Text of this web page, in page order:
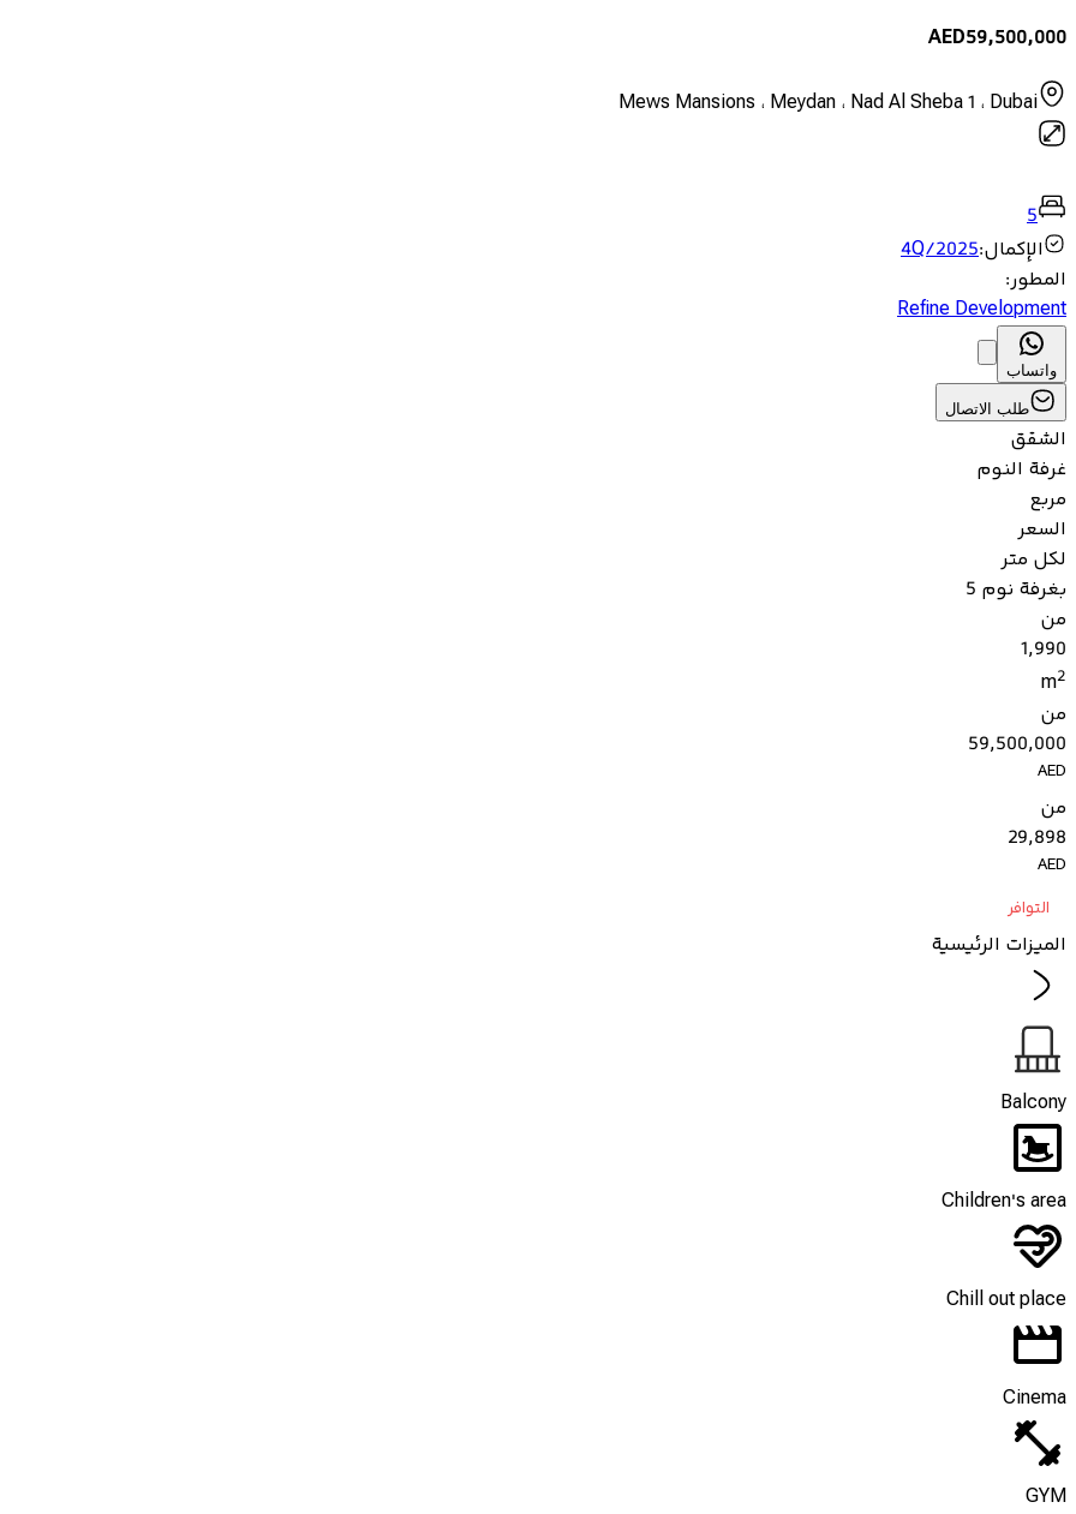
AED59,500,000
Mews Mansions ، Meydan ، Nad Al Sheba 1 ، Dubai
5
الإكمال:
4Q/2025
المطور:
Refine Development
واتساب
طلب الاتصال
الشقق
غرفة النوم
مربع
السعر
لكل متر
بغرفة نوم 5
من
1,990
m2
من
59,500,000
AED
من
29,898
AED
التوافر
الميزات الرئيسية
Balcony
Children's area
Chill out place
Cinema
GYM